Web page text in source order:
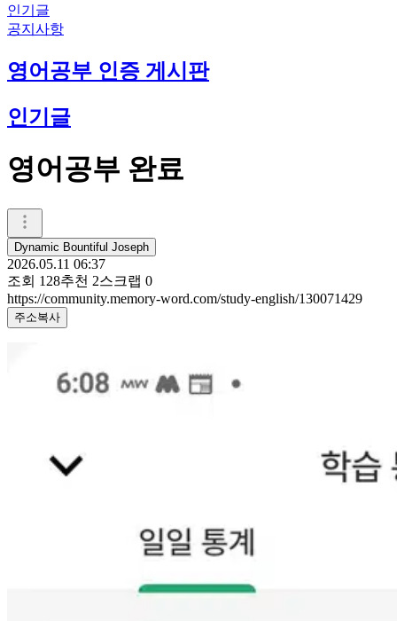
인기글
공지사항
영어공부 인증 게시판
인기글
영어공부 완료
Dynamic Bountiful Joseph
2026.05.11 06:37
조회 128추천 2스크랩 0
https://community.memory-word.com/study-english/130071429
주소복사